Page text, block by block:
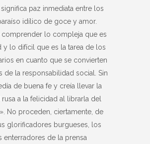
paz inmediata entre los
idílico de goce y amor.
comprender lo compleja que es
y lo difícil que es la tarea de los
en cuanto que se convierten
de la responsabilidad social. Sin
de buena fe y creía llevar la
rusa a la felicidad al librarla del
No proceden, ciertamente, de
glorificadores burgueses, los
enterradores de la prensa